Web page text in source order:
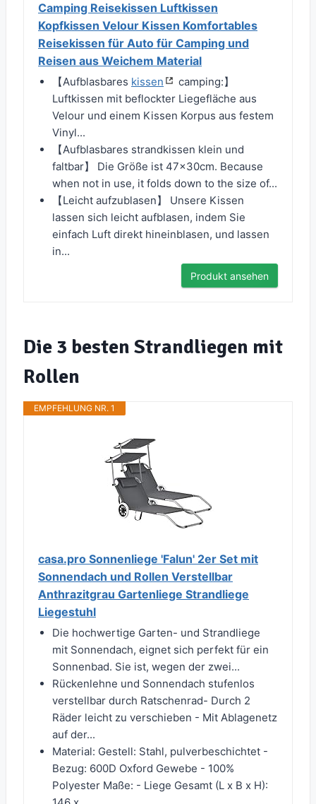
Camping Reisekissen Luftkissen
Kopfkissen Velour Kissen Komfortables
Reisekissen für Auto für Camping und
Reisen aus Weichem Material
【Aufblasbares kissen
camping:】
Luftkissen mit beflockter Liegefläche aus
Velour und einem Kissen Korpus aus festem
Vinyl...
【Aufblasbares strandkissen klein und
faltbar】 Die Größe ist 47x30cm. Because
when not in use, it folds down to the size of...
【Leicht aufzublasen】 Unsere Kissen
lassen sich leicht aufblasen, indem Sie
einfach Luft direkt hineinblasen, und lassen
in...
Produkt ansehen
Die 3 besten Strandliegen mit
Rollen
EMPFEHLUNG NR. 1
casa.pro Sonnenliege 'Falun' 2er Set mit
Sonnendach und Rollen Verstellbar
Anthrazitgrau Gartenliege Strandliege
Liegestuhl
Die hochwertige Garten- und Strandliege
mit Sonnendach, eignet sich perfekt für ein
Sonnenbad. Sie ist, wegen der zwei...
Rückenlehne und Sonnendach stufenlos
verstellbar durch Ratschenrad- Durch 2
Räder leicht zu verschieben - Mit Ablagenetz
auf der...
Material: Gestell: Stahl, pulverbeschichtet -
Bezug: 600D Oxford Gewebe - 100%
Polyester Maße: - Liege Gesamt (L x B x H):